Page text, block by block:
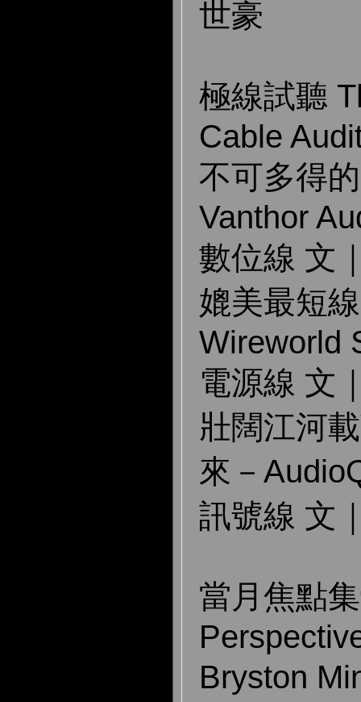
世豪
極線試聽
Cable
不可多得
Vanthor
數位線 文
媲美最短
Wireworld
電源線 文
壯闊江河
來－
訊號線 文
當月焦點
Bryston